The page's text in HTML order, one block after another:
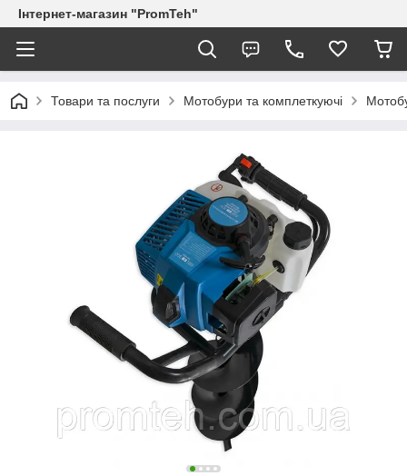
Інтернет-магазин "PromTeh"
Товари та послуги Мотобури та комплеткуючі